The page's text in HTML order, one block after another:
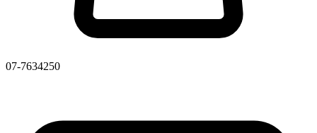
07-7634250